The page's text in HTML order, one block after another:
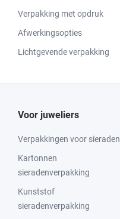
Verpakking met opdruk
Afwerkingsopties
Lichtgevende verpakking
Voor juweliers
Verpakkingen voor sieraden
Kartonnen
sieradenverpakking
Kunststof
sieradenverpakking